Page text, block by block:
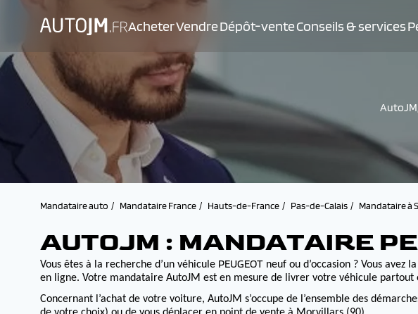
AcheterVendreDépôt-venteConseils & services
Mandataire auto Mandataire France Hauts-de-France Pas-de-Calais Mandataire à
AUTOJM : MANDATAIRE
Vous êtes à la recherche d’un véhicule PEUGEOT neuf ou d’occasion ? Vous avez
en ligne. Votre mandataire AutoJM est en mesure de livrer votre véhicule
Concernant l’achat de votre voiture, AutoJM s’occupe de l’ensemble des